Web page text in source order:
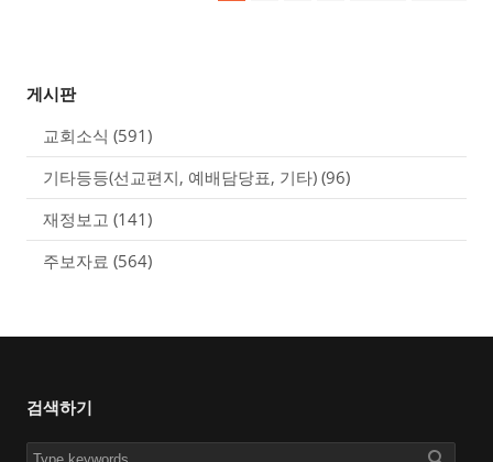
게시판
교회소식 (591)
기타등등(선교편지, 예배담당표, 기타) (96)
재정보고 (141)
주보자료 (564)
검색하기